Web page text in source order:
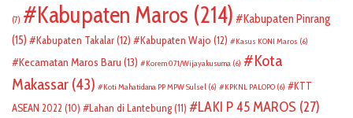
(7) Kabupaten Maros (214)
Kabupaten Pinrang
(15)
Kabupaten Takalar(12) Kabupaten Wajo (12) Kasus KONI Maros (6)
Kecamatan Maros Baru (13) Korem 071/Wijayakusuma (6)
Kota
Makassar (43) Koti Mahatidana PP MPW Sulsel (6) KPKNL PALOPO (6)
KTT
ASEAN 2022 (10) Lahan di Lantebung(11) LAKI P 45 MAROS (27)